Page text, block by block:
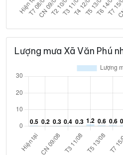
Lượng mưa Xã Văn Phú